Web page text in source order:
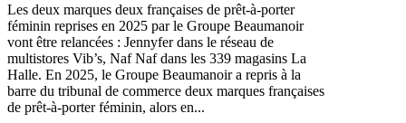
Les deux marques deux françaises de prêt-à-porter
féminin reprises en 2025 par le Groupe Beaumanoir
vont être relancées : Jennyfer dans le réseau de
multistores Vib’s, Naf Naf dans les 339 magasins La
Halle. En 2025, le Groupe Beaumanoir a repris à la
barre du tribunal de commerce deux marques françaises
de prêt-à-porter féminin, alors en...